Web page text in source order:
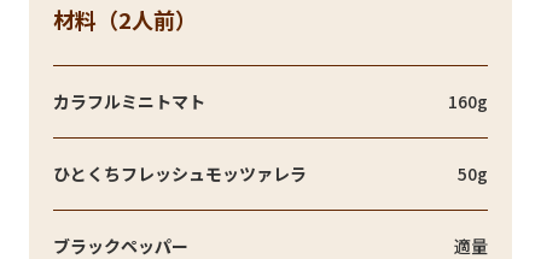
材料（2人前）
カラフルミニトマト 160g
ひとくちフレッシュモッツァレラ 50g
ブラックペッパー 適量